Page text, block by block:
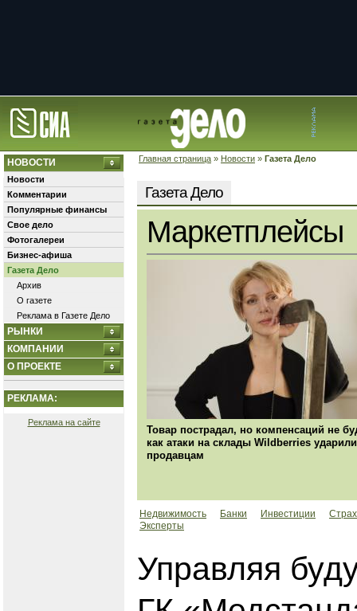
Главная страница » Новости » Газета Дело
НОВОСТИ
Новости
Комментарии
Популярные финансы
Свое дело
Фотогалереи
Бизнес-афиша
Газета Дело
Архив
О газете
Реклама в Газете Дело
РЫНКИ
КОМПАНИИ
О ПРОЕКТЕ
РЕКЛАМА:
Реклама на сайте
Газета Дело
Маркетплейсы
Товар пострадал, но компенсаций не
как атаки на склады Wildberries
продавцам
Недвижимость Банки Инвестиции
Эксперты
Управляя